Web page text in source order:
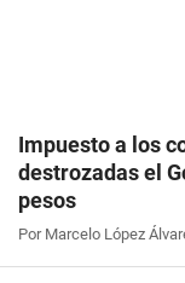
Impuesto a los
destrozadas el
pesos
Por Marcelo López